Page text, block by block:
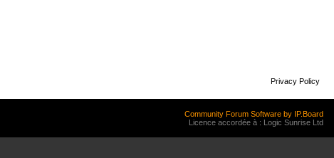
Privacy Policy
Community Forum Software by IP.Board
Licence accordée à : Logic Sunrise Ltd